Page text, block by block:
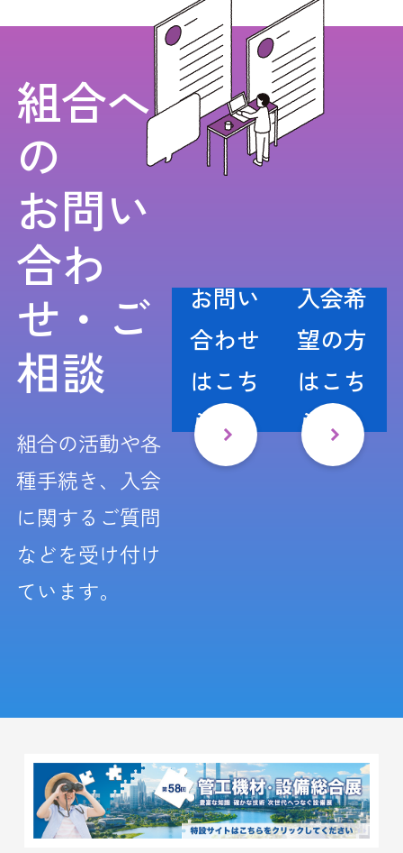
組合へ
の
お問い
合わ
せ・ご
相談
組合の活動や各
種手続き、入会
に関するご質問
などを受け付け
ています。
お問い
合わせ
はこち
ら
入会希
望の方
はこち
ら